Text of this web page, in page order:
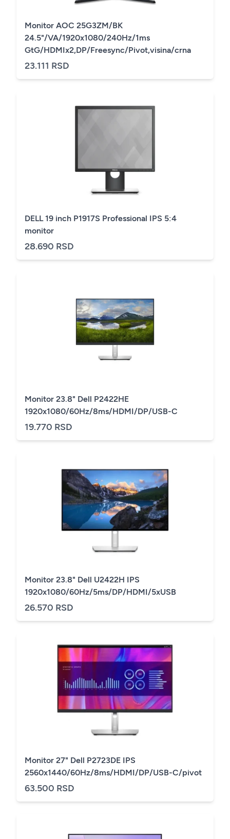
Monitor AOC 25G3ZM/BK
24.5"/VA/1920x1080/240Hz/1ms
GtG/HDMIx2,DP/Freesync/Pivot,visina/crna
23.111 RSD
DELL 19 inch P1917S Professional IPS 5:4
monitor
28.690 RSD
Monitor 23.8" Dell P2422HE
1920x1080/60Hz/8ms/HDMI/DP/USB-C
19.770 RSD
Monitor 23.8" Dell U2422H IPS
1920x1080/60Hz/5ms/DP/HDMI/5xUSB
26.570 RSD
Monitor 27" Dell P2723DE IPS
2560x1440/60Hz/8ms/HDMI/DP/USB-C/pivot
63.500 RSD